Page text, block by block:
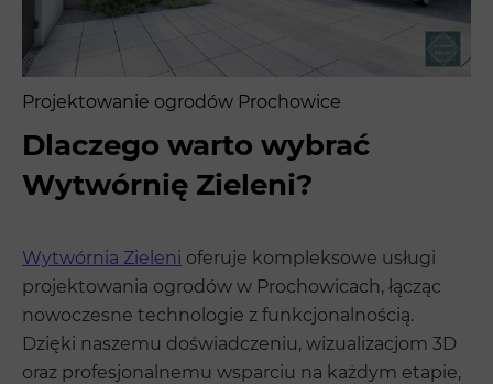
Projektowanie ogrodów Prochowice
Dlaczego warto wybrać
Wytwórnię Zieleni?
Wytwórnia Zieleni oferuje kompleksowe usługi
projektowania ogrodów w Prochowicach, łącząc
nowoczesne technologie z funkcjonalnością.
Dzięki naszemu doświadczeniu, wizualizacjom 3D
oraz profesjonalnemu wsparciu na każdym etapie,